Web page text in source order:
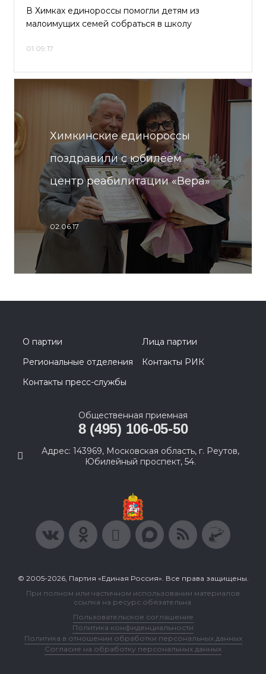
В Химках единороссы помогли детям из
малоимущих семей собраться в школу
01.09.17
Химкинские единороссы
поздравили с юбилеем
центр реабилитации «Вера»
02.06.17
О партии
Лица партии
Региональные отделения
Контакты РИК
Контакты пресс-службы
Общественная приемная
8 (495) 106-05-50
Адрес: 143969, Московская область, г. Реутов,
Юбилейный проспект, 54.
© 2005-2026, Партия «Единая Россия». Все права защищены.
При полном или частичном использовании материалов
ссылка на ресурс обязательна.
Пользовательское соглашение
Политика конфиденциальности
Политика в отношении обработки персональных данных
Согласие на обработку персональных данных